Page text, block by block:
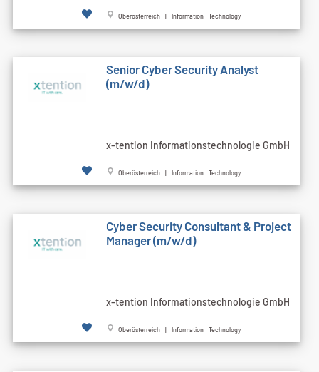
Oberösterreich | Information Technology
Senior Cyber Security Analyst
(m/w/d)
x-tention Informationstechnologie GmbH
Oberösterreich | Information Technology
Cyber Security Consultant & Project
Manager (m/w/d)
x-tention Informationstechnologie GmbH
Oberösterreich | Information Technology